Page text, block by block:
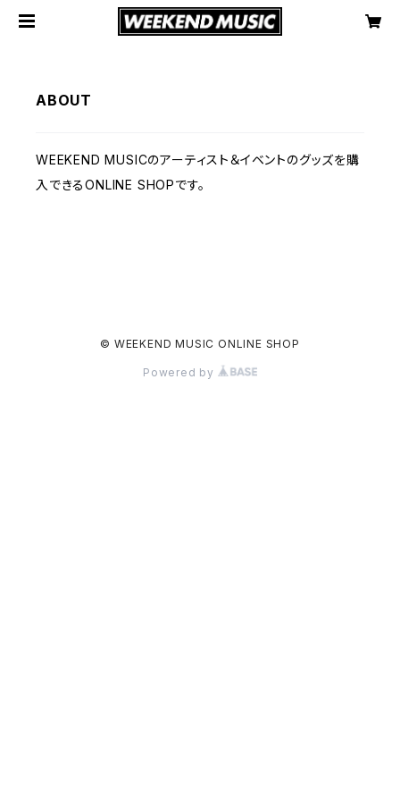
ABOUT
WEEKEND MUSICのアーティスト＆イベントのグッズを購
入できるONLINE SHOPです。
© WEEKEND MUSIC ONLINE SHOP
Powered by